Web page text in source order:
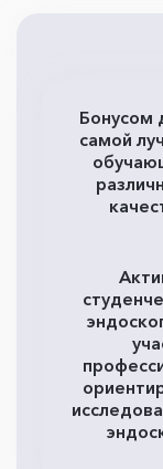
Бонусом
самой